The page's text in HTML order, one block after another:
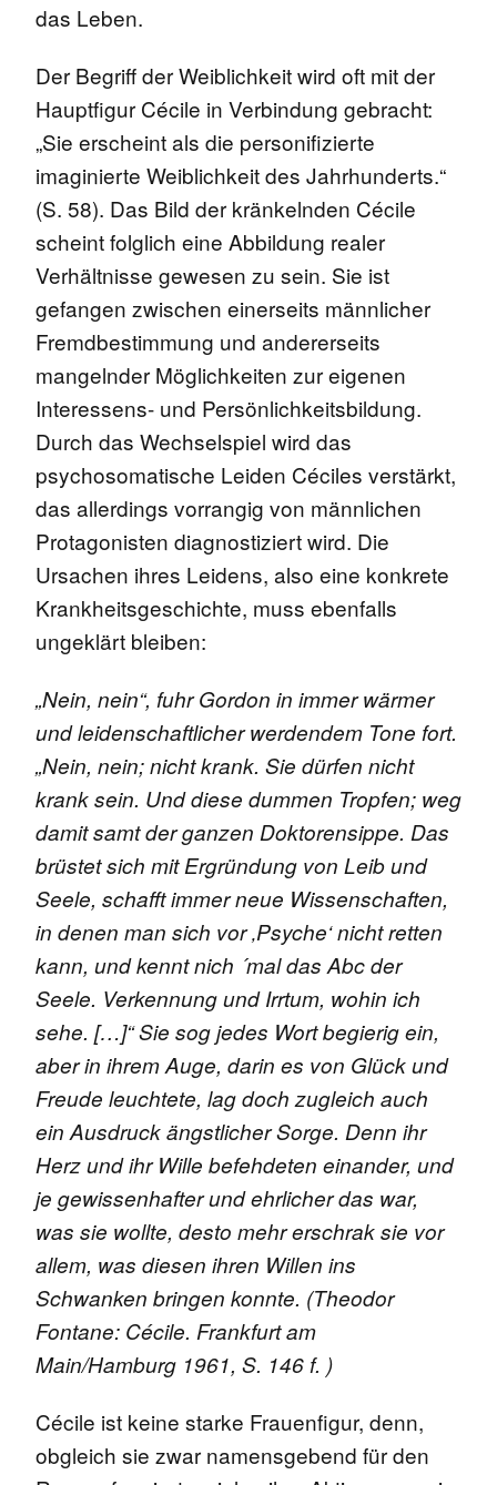
das Leben.
Der Begriff der Weiblichkeit wird oft mit der
Hauptfigur Cécile in Verbindung gebracht:
„Sie erscheint als die personifizierte
imaginierte Weiblichkeit des Jahrhunderts.“
(S. 58). Das Bild der kränkelnden Cécile
scheint folglich eine Abbildung realer
Verhältnisse gewesen zu sein. Sie ist
gefangen zwischen einerseits männlicher
Fremdbestimmung und andererseits
mangelnder Möglichkeiten zur eigenen
Interessens- und Persönlichkeitsbildung.
Durch das Wechselspiel wird das
psychosomatische Leiden Céciles verstärkt,
das allerdings vorrangig von männlichen
Protagonisten diagnostiziert wird. Die
Ursachen ihres Leidens, also eine konkrete
Krankheitsgeschichte, muss ebenfalls
ungeklärt bleiben:
„Nein, nein“, fuhr Gordon in immer wärmer
und leidenschaftlicher werdendem Tone fort.
„Nein, nein; nicht krank. Sie dürfen nicht
krank sein. Und diese dummen Tropfen; weg
damit samt der ganzen Doktorensippe. Das
brüstet sich mit Ergründung von Leib und
Seele, schafft immer neue Wissenschaften,
in denen man sich vor ‚Psyche‘ nicht retten
kann, und kennt nich ´mal das Abc der
Seele. Verkennung und Irrtum, wohin ich
sehe. […]“ Sie sog jedes Wort begierig ein,
aber in ihrem Auge, darin es von Glück und
Freude leuchtete, lag doch zugleich auch
ein Ausdruck ängstlicher Sorge. Denn ihr
Herz und ihr Wille befehdeten einander, und
je gewissenhafter und ehrlicher das war,
was sie wollte, desto mehr erschrak sie vor
allem, was diesen ihren Willen ins
Schwanken bringen konnte. (Theodor
Fontane: Cécile. Frankfurt am
Main/Hamburg 1961, S. 146 f. )
Cécile ist keine starke Frauenfigur, denn,
obgleich sie zwar namensgebend für den